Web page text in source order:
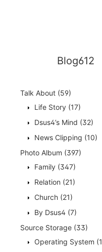
Blog612
Talk About (59)
Life Story (17)
Dsus4’s Mind (32)
News Clipping (10)
Photo Album (397)
Family (347)
Relation (21)
Church (21)
By Dsus4 (7)
Source Storage (33)
Operating System